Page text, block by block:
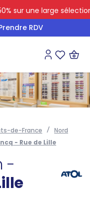
sur une large sélection
RDV
Connexion
de-France
Nord
- Rue de Lille
-